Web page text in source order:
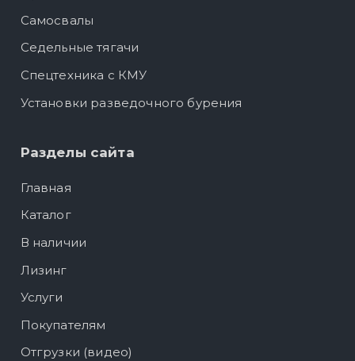
Самосвалы
Седельные тягачи
Спецтехника с КМУ
Установки разведочного бурения
Разделы сайта
Главная
Каталог
В наличии
Лизинг
Услуги
Покупателям
Отгрузки (видео)